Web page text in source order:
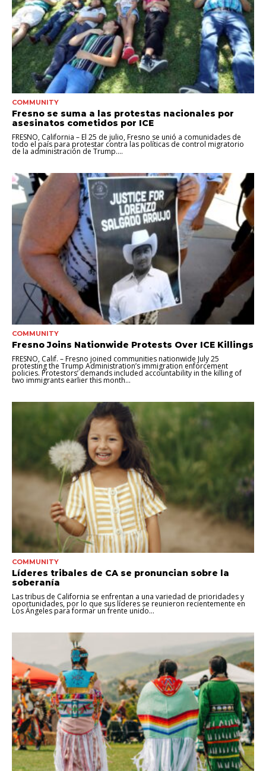
COMMUNITY
Fresno se suma a las protestas nacionales por
asesinatos cometidos por ICE
FRESNO, California – El 25 de julio, Fresno se unió a comunidades de
todo el país para protestar contra las políticas de control migratorio
de la administración de Trump....
COMMUNITY
Fresno Joins Nationwide Protests Over ICE Killings
FRESNO, Calif. – Fresno joined communities nationwide July 25
protesting the Trump Administration’s immigration enforcement
policies. Protestors’ demands included accountability in the killing of
two immigrants earlier this month...
COMMUNITY
Líderes tribales de CA se pronuncian sobre la
soberanía
Las tribus de California se enfrentan a una variedad de prioridades y
oportunidades, por lo que sus líderes se reunieron recientemente en
Los Ángeles para formar un frente unido...